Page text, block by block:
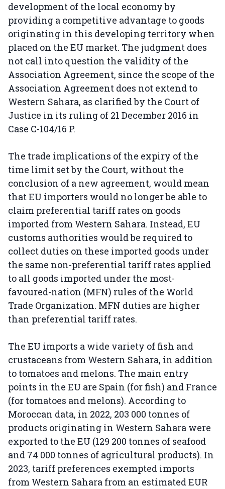
development of the local economy by
providing a competitive advantage to goods
originating in this developing territory when
placed on the EU market. The judgment does
not call into question the validity of the
Association Agreement, since the scope of the
Association Agreement does not extend to
Western Sahara, as clarified by the Court of
Justice in its ruling of 21 December 2016 in
Case C-104/16 P.
The trade implications of the expiry of the
time limit set by the Court, without the
conclusion of a new agreement, would mean
that EU importers would no longer be able to
claim preferential tariff rates on goods
imported from Western Sahara. Instead, EU
customs authorities would be required to
collect duties on these imported goods under
the same non-preferential tariff rates applied
to all goods imported under the most-
favoured-nation (MFN) rules of the World
Trade Organization. MFN duties are higher
than preferential tariff rates.
The EU imports a wide variety of fish and
crustaceans from Western Sahara, in addition
to tomatoes and melons. The main entry
points in the EU are Spain (for fish) and France
(for tomatoes and melons). According to
Moroccan data, in 2022, 203 000 tonnes of
products originating in Western Sahara were
exported to the EU (129 200 tonnes of seafood
and 74 000 tonnes of agricultural products). In
2023, tariff preferences exempted imports
from Western Sahara from an estimated EUR